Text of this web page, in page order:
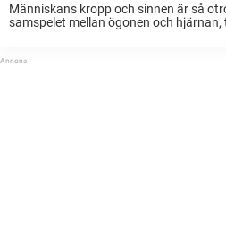
Människans kropp och sinnen är så
samspelet mellan ögonen och